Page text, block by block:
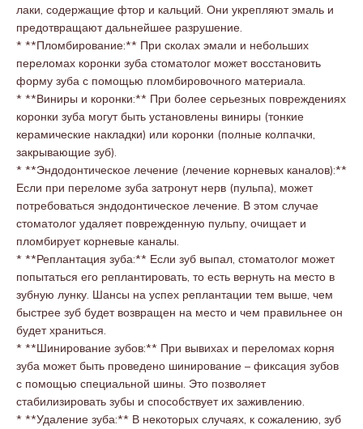
лаки, содержащие фтор и кальций. Они укрепляют эмаль и
предотвращают дальнейшее разрушение.
* **Пломбирование:** При сколах эмали и небольших
переломах коронки зуба стоматолог может восстановить
форму зуба с помощью пломбировочного материала.
* **Виниры и коронки:** При более серьезных повреждениях
коронки зуба могут быть установлены виниры (тонкие
керамические накладки) или коронки (полные колпачки,
закрывающие зуб).
* **Эндодонтическое лечение (лечение корневых каналов):**
Если при переломе зуба затронут нерв (пульпа), может
потребоваться эндодонтическое лечение. В этом случае
стоматолог удаляет поврежденную пульпу, очищает и
пломбирует корневые каналы.
* **Реплантация зуба:** Если зуб выпал, стоматолог может
попытаться его реплантировать, то есть вернуть на место в
зубную лунку. Шансы на успех реплантации тем выше, чем
быстрее зуб будет возвращен на место и чем правильнее он
будет храниться.
* **Шинирование зубов:** При вывихах и переломах корня
зуба может быть проведено шинирование – фиксация зубов
с помощью специальной шины. Это позволяет
стабилизировать зубы и способствует их заживлению.
* **Удаление зуба:** В некоторых случаях, к сожалению, зуб